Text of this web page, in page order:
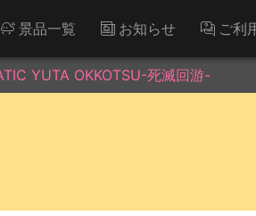
景品一覧 お知らせ ご利
YUTA OKKOTSU-死滅回游-